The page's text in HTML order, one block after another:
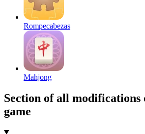
Rompecabezas
Mahjong
Section of all
game